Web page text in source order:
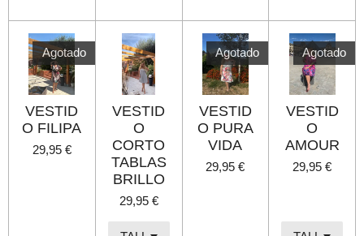
Agotado
VESTID
O FILIPA
29,95 €
VESTID
O
CORTO
TABLAS
BRILLO
29,95 €
Agotado
VESTID
O PURA
VIDA
29,95 €
Agotado
VESTID
O
AMOUR
29,95 €